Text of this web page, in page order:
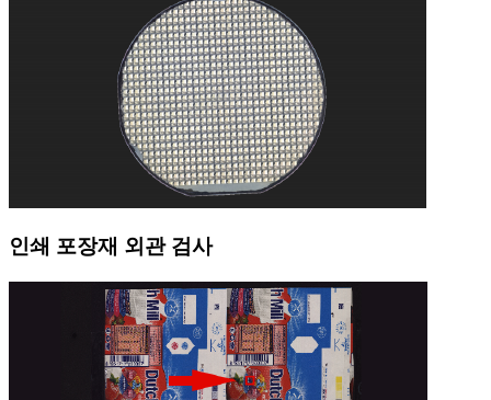
인쇄 포장재 외관 검사